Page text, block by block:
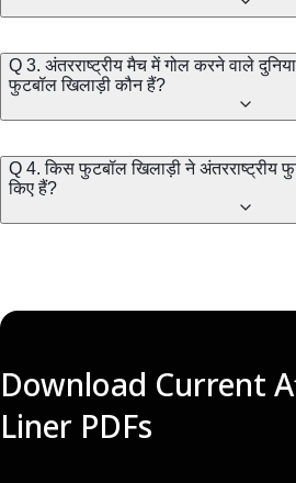
Q 3. अंतरराष्ट्रीय मैच में गोल करने वाले
फुटबॉल खिलाड़ी कौन हैं?
Q 4. किस फुटबॉल खिलाड़ी ने अंतरराष्ट्रीय
किए हैं?
Download Current
Liner PDFs